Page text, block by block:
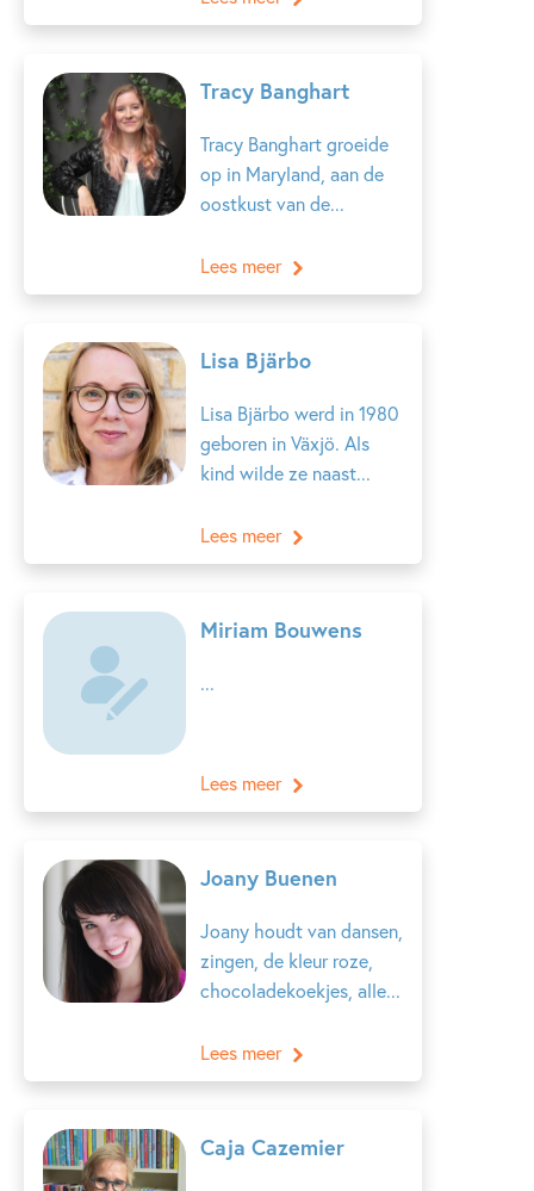
Tracy Banghart
Tracy Banghart groeide
op in Maryland, aan de
oostkust van de...
Lees meer
Lisa Bjärbo
Lisa Bjärbo werd in 1980
geboren in Växjö. Als
kind wilde ze naast...
Lees meer
Miriam Bouwens
...
Lees meer
Joany Buenen
Joany houdt van dansen,
zingen, de kleur roze,
chocoladekoekjes, alle...
Lees meer
Caja Cazemier